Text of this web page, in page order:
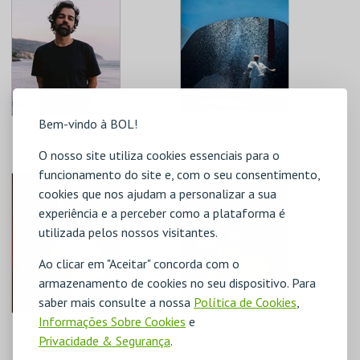
Bem-vindo à BOL!
O nosso site utiliza cookies essenciais para o
funcionamento do site e, com o seu consentimento,
cookies que nos ajudam a personalizar a sua
experiência e a perceber como a plataforma é
utilizada pelos nossos visitantes.
Ao clicar em "Aceitar" concorda com o
armazenamento de cookies no seu dispositivo. Para
saber mais consulte a nossa Política de Cookies,
Informações Sobre Cookies e
Privacidade & Segurança.
MAIS INFO MAIS INFO
COMPRAR
MEDITERRÂNEO
VALTER LOBO
C. CULTURAL VILA
FLOR
MAIS INFO
COMPRAR
C. CULTURAL VILA
FLOR
MAIS INFO
COMPRAR
MAFALDA | GOSTO
MUITO DE ESTAR
AQUI
QUERO UM PIANO |